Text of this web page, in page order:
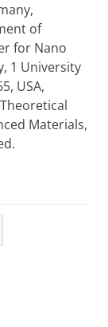
of
for Nano
1 University
USA,
Materials,